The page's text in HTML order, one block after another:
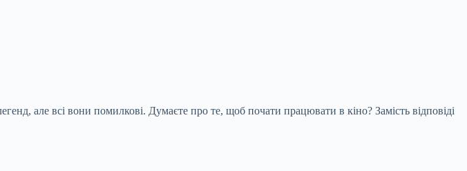
але всі вони помилкові. Думаєте про те, щоб почати працювати в кіно? Замість відповіді